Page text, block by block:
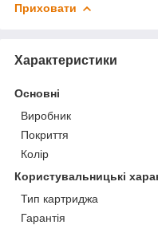
Приховати
Характеристики
Основні
Виробник
Покриття
Колір
Користувальницькі
Тип картриджа
Гарантія